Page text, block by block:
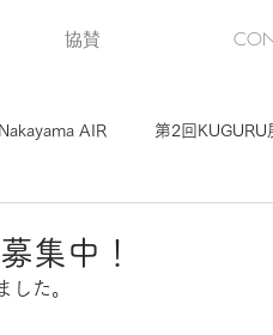
協賛
Nakayama AIR 第2回KUGURU
2）
集中！
した。